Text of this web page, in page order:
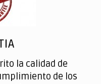
la calidad de
de los